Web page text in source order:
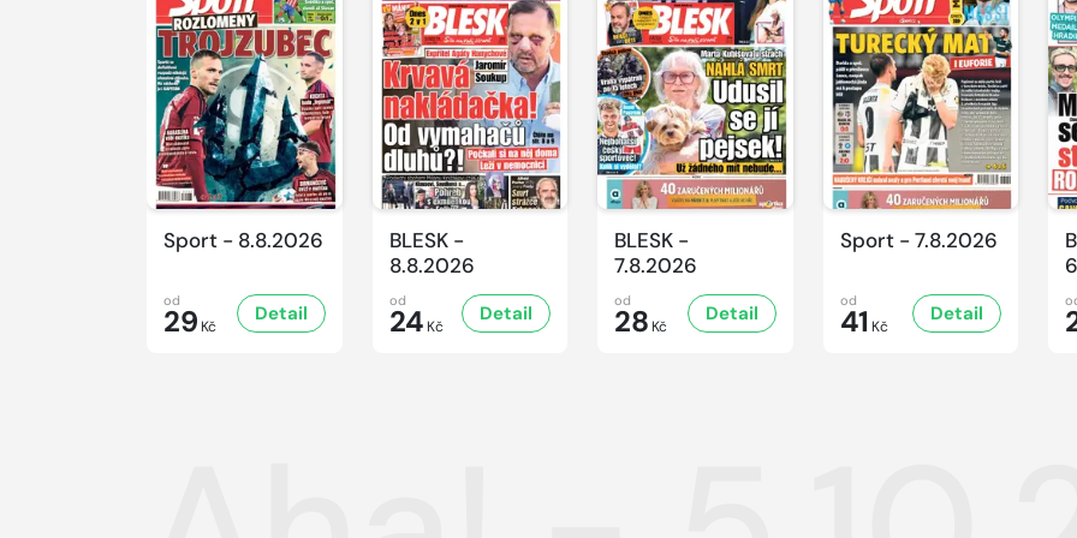
Sport - 8.8.2026
od
29 Kč
Detail
BLESK -
8.8.2026
od
24 Kč
Detail
BLESK -
7.8.2026
od
28 Kč
Detail
Sport - 7.8.2026
od
41 Kč
Detail